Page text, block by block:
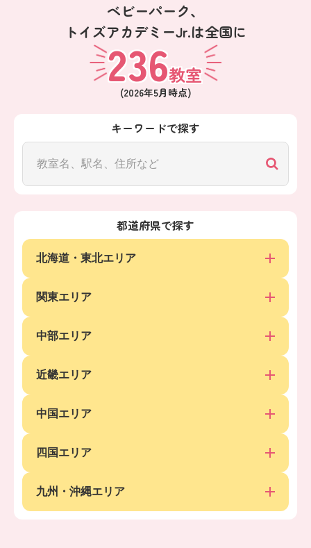
ベビーパーク、
トイズアカデミーJr.は全国に
236教室
(2026年5月 時点)
キーワードで探す
都道府県で探す
北海道・東北エリア
関東エリア
中部エリア
近畿エリア
中国エリア
四国エリア
九州・沖縄エリア